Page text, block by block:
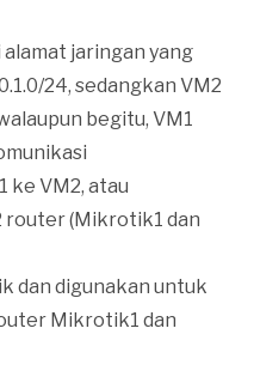
alamat jaringan yang
24, sedangkan VM2
begitu, VM1
ke VM2, atau
router (Mikrotik1 dan
dan digunakan untuk
Mikrotik1 dan